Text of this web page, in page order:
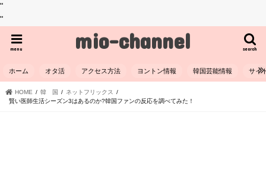
"
"
mio-channel search
menu
ホーム オタ活 アクセス方法 ヨントン情報 韓国芸能情報 サイ
HOME 韓 国
ネットフリックス
賢い医師生活シーズン3はあるのか?韓国ファンの反応を調べてみた！